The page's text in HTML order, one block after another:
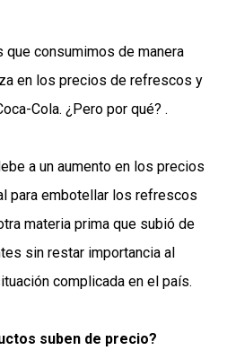
que consumimos de manera
en los precios de refrescos y
Cola. ¿Pero por qué? .
a un aumento en los precios
para embotellar los refrescos
materia prima que subió de
sin restar importancia al
complicada en el país.
suben de precio?